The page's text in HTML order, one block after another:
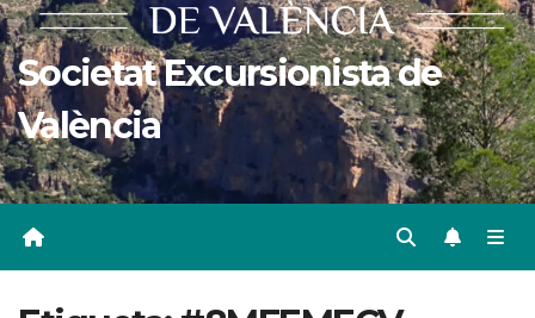
Societat Excursionista de
València